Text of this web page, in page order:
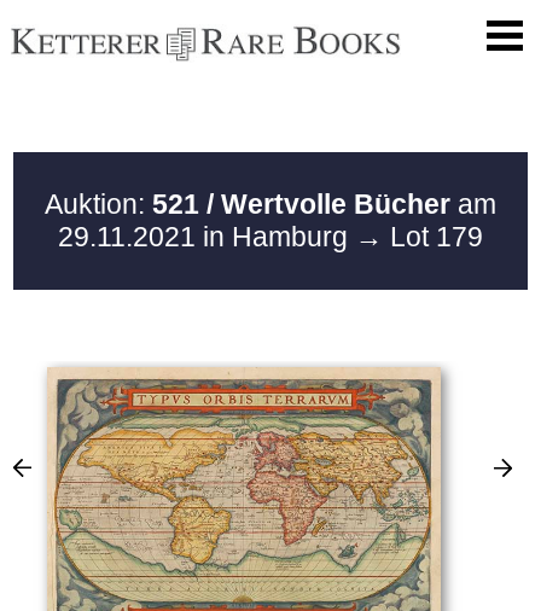
Auktion: 521 / Wertvolle Bücher am
29.11.2021 in Hamburg → Lot 179